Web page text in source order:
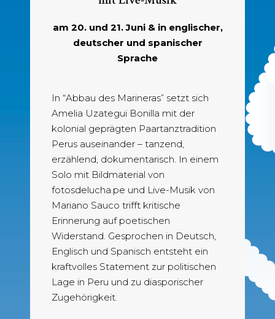
am 20. und 21. Juni & in englischer,
deutscher und spanischer
Sprache
In “Abbau des Marineras” setzt sich
Amelia Uzategui Bonilla mit der
kolonial geprägten Paartanztradition
Perus auseinander – tanzend,
erzählend, dokumentarisch. In einem
Solo mit Bildmaterial von
fotosdelucha.pe und Live-Musik von
Mariano Sauco trifft kritische
Erinnerung auf poetischen
Widerstand. Gesprochen in Deutsch,
Englisch und Spanisch entsteht ein
kraftvolles Statement zur politischen
Lage in Peru und zu diasporischer
Zugehörigkeit.